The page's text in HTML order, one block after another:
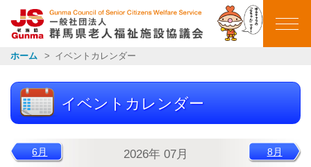
群馬県老人福祉施設
ホーム イベントカレンダー
イベントカレンダー
2026年 07月 8月
6月
ごあいさつ
会員施設一覧